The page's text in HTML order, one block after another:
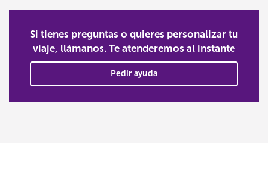
Si tienes preguntas o quieres personalizar tu
viaje, llámanos. Te atenderemos al instante
Pedir ayuda